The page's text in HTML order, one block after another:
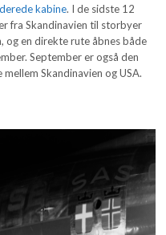
kabine. I de sidste 12
fra Skandinavien til storbyer
og en direkte rute åbnes både
September er også den
Skandinavien og USA.